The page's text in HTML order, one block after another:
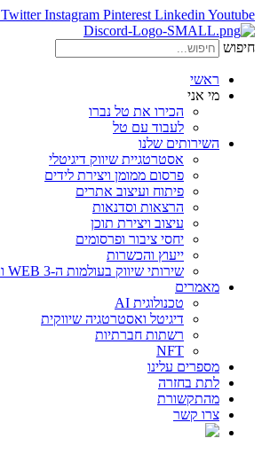
Twitter Instagram Pinterest Linkedin Youtube
חיפוש
ראשי
מי אני
הכירו את טל נברו
לעבוד עם טל
השירותים שלנו
אסטרטגיית שיווק דיגיטלי
פרסום ממומן ויצירת לידים
פיתוח ועיצוב אתרים
הרצאות וסדנאות
עיצוב ויצירת תוכן
יחסי ציבור ופרסומים
ייעוץ והכשרות
שירותי שיווק בעולמות ה-WEB 3 וה-NFT
מאמרים
טכנולוגית AI
דיגיטל ואסטרטגיה שיווקית
רשתות חברתיות
NFT
מספרים עלינו
לתת בחזרה
מהתקשורת
צרו קשר